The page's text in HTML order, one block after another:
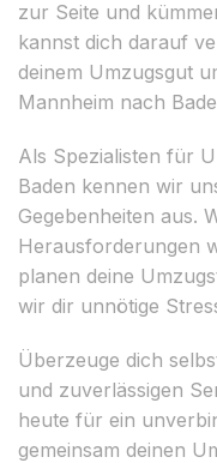
zur Seite und
kannst dich darauf
deinem Umzugsgut
Mannheim nach
Als Spezialisten für
Baden kennen wir
Gegebenheiten aus.
Herausforderungen
planen deine
wir dir unnötige
Überzeuge dich
und zuverlässigen
heute für ein
gemeinsam deinen